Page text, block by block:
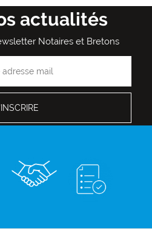
actualités
Notaires et Bretons